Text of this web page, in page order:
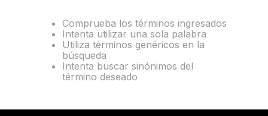
Comprueba los términos ingresados
Intenta utilizar una sola palabra
Utiliza términos genéricos en la
búsqueda
Intenta buscar sinónimos del
término deseado